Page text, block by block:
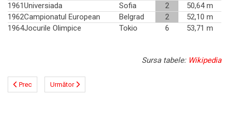
1961Universiada Sofia 2
50,64 m
1962Campionatul European Belgrad 2
52,10 m
1964Jocurile Olimpice Tokio 6 53,71 m
Sursa tabele:Wikipedia
Prec Următor